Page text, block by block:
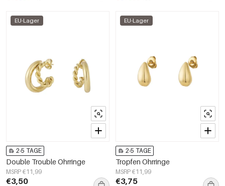
EU-Lager
2-5 TAGE
Double Trouble Ohrringe
MSRP €11,99
€3,50
EU-Lager
2-5 TAGE
Tropfen Ohrringe
MSRP €11,99
€3,75